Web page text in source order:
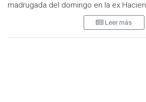
madrugada del domingo en la ex
en donde 850 personas, entre ellas los
fueron evacuadas y 25 de ellas
Leer más